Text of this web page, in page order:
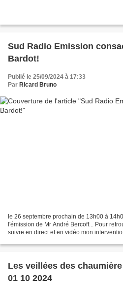
Sud Radio Emission
Bardot!
Publié le 25/09/2024 à 17:33
Par Ricard Bruno
le 26 septembre prochain de 13h00 à
l'émission de Mr André Bercoff... Pour
suivre en direct et en vidéo mon
Les veillées des chaumière
01 10 2024